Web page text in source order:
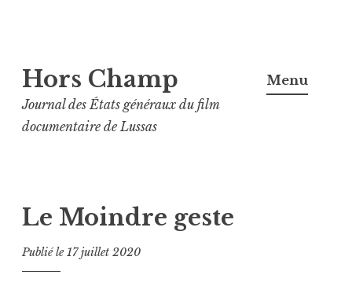
au
contenu
principal
Hors Champ
Journal des États généraux du film
documentaire de Lussas
Menu
Le Moindre geste
Publié le17 juillet 2020